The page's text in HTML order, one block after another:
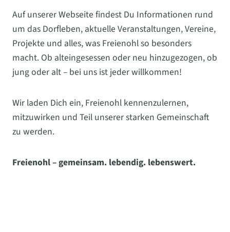
Auf unserer Webseite findest Du Informationen rund
um das Dorfleben, aktuelle Veranstaltungen, Vereine,
Projekte und alles, was Freienohl so besonders
macht. Ob alteingesessen oder neu hinzugezogen, ob
jung oder alt – bei uns ist jeder willkommen!
Wir laden Dich ein, Freienohl kennenzulernen,
mitzuwirken und Teil unserer starken Gemeinschaft
zu werden.
Freienohl – gemeinsam. lebendig. lebenswert.